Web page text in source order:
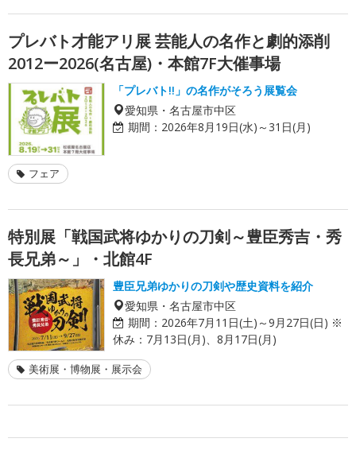
プレバト才能アリ展 芸能人の名作と劇的添削
2012ー2026(名古屋)・本館7F大催事場
「プレバト!!」の名作がそろう展覧会
愛知県・名古屋市中区
期間： 2026年8月19日(水)～31日(月)
フェア
特別展「戦国武将ゆかりの刀剣～豊臣秀吉・秀
長兄弟～」・北館4F
豊臣兄弟ゆかりの刀剣や歴史資料を紹介
愛知県・名古屋市中区
期間： 2026年7月11日(土)～9月27日(日) ※
休み：7月13日(月)、8月17日(月)
美術展・博物展・展示会